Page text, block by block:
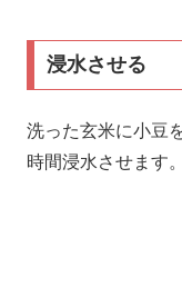
浸水させる
洗った玄米に小豆
時間浸水させます。